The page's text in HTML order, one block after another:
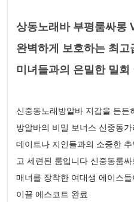
상동노래바 부평룸싸롱
완벽하게 보호하는 최
미녀들과의 은밀한 밀회
신중동노래방알바 지갑을 든
방알바의 비밀 보너스 신중동
데이트나 지인들과의 소중한
고 세련된 룸입니다 신중동룸
매너를 장착한 여대생 에이스
이끌 에스코트 완료